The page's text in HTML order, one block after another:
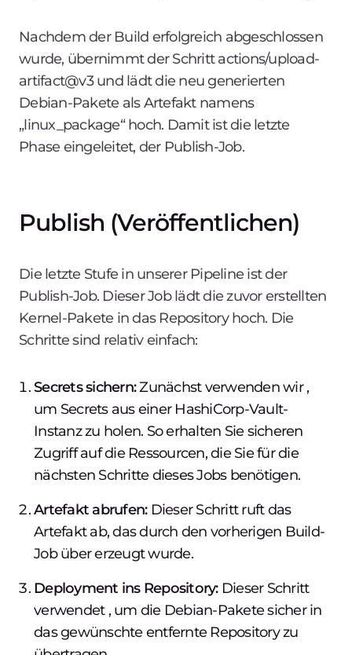
Nachdem der Build erfolgreich abgeschlossen
wurde, übernimmt der Schrittactions/upload-
artifact@v3 und lädt die neu generierten
Debian-Pakete als Artefakt namens
„linux_package“ hoch. Damit ist die letzte
Phase eingeleitet, der Publish-Job.
Publish (Veröffentlichen)
Die letzte Stufe in unserer Pipeline ist der
Publish-Job. Dieser Job lädt die zuvor erstellten
Kernel-Pakete in das Repository hoch. Die
Schritte sind relativ einfach:
Secrets sichern:Zunächst verwenden wir,
um Secrets aus einer HashiCorp-Vault-
Instanz zu holen. So erhalten Sie sicheren
Zugriff auf die Ressourcen, die Sie für die
nächsten Schritte dieses Jobs benötigen.
Artefakt abrufen:Dieser Schritt ruft das
Artefakt ab, das durch den vorherigen Build-
Job übererzeugt wurde.
Deployment ins Repository:Dieser Schritt
verwendet , um die Debian-Pakete sicher in
das gewünschte entfernte Repository zu